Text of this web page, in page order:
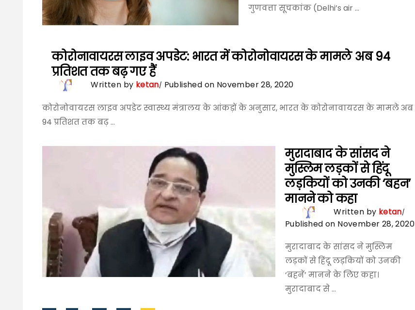
गुणवत्ता सूचकांक (Delhi’s air ...
कोरोनावायरस लाइव अपडेट: भारत में कोरोनोवायरस के मामले अब 94
प्रतिशत तक बढ़ गए हैं
Written by ketan Published on November 28, 2020
कोरोनोवायरस लाइव अपडेट स्वास्थ्य मंत्रालय के आंकड़ों के अनुसार, भारत के कोरोनावायरस के मामले अब
94 प्रतिशत तक बढ़ ...
मुरादाबाद के सांसद ने
मुस्लिम लड़कों से हिंदू
लड़कियों को उनकी ‘बहन’
मानने को कहा
Written by ketan
Published on November 28, 2020
मुरादाबाद के सांसद ने मुस्लिम
लड़कों से हिंदू लड़कियों को उनकी
‘बहनें’ मानने के लिए कहा।
मुरादाबाद से ...